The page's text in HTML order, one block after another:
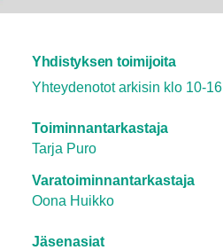
Yhdistyksen toimijoita
Yhteydenotot arkisin klo 10-16
Toiminnantarkastaja
Tarja Puro
Varatoiminnantarkastaja
Oona Huikko
Jäsenasiat